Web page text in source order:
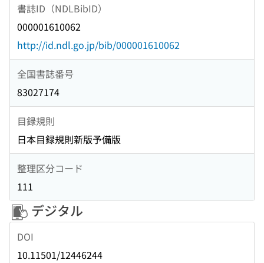
書誌ID（NDLBibID）
000001610062
http://id.ndl.go.jp/bib/000001610062
全国書誌番号
83027174
目録規則
日本目録規則新版予備版
整理区分コード
111
デジタル
DOI
10.11501/12446244